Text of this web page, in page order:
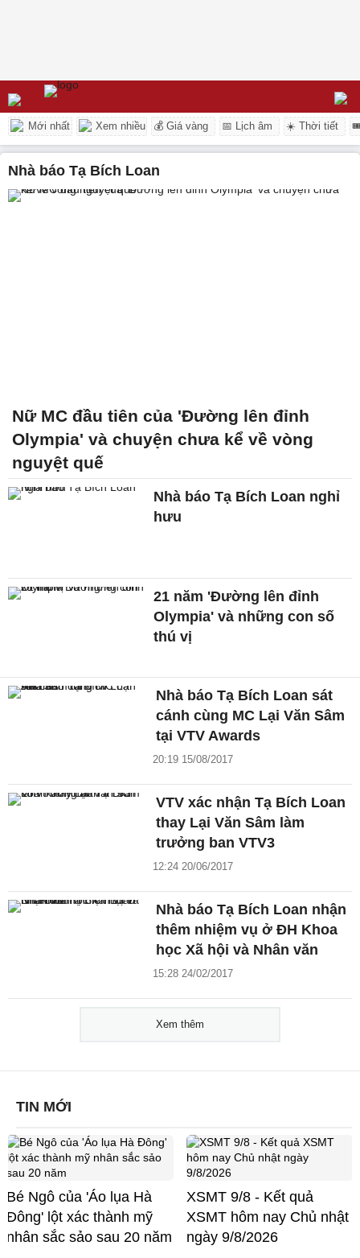
Mới nhất Xem nhiều 💰 Giá vàng 📅 Lịch âm ☀️ Thời tiết
Nhà báo Tạ Bích Loan
Nữ MC đầu tiên của 'Đường lên đỉnh
Olympia' và chuyện chưa kể về vòng
nguyệt quế
Nhà báo Tạ Bích Loan nghỉ
hưu
21 năm 'Đường lên đỉnh
Olympia' và những con số
thú vị
Nhà báo Tạ Bích Loan sát
cánh cùng MC Lại Văn Sâm
tại VTV Awards
20:19 15/08/2017
VTV xác nhận Tạ Bích Loan
thay Lại Văn Sâm làm
trưởng ban VTV3
12:24 20/06/2017
Nhà báo Tạ Bích Loan nhận
thêm nhiệm vụ ở ĐH Khoa
học Xã hội và Nhân văn
15:28 24/02/2017
Xem thêm
TIN MỚI
Bé Ngô của 'Áo lụa Hà
Đông' lột xác thành mỹ
nhân sắc sảo sau 20 năm
XSMT 9/8 - Kết quả
XSMT hôm nay Chủ nhật
ngày 9/8/2026